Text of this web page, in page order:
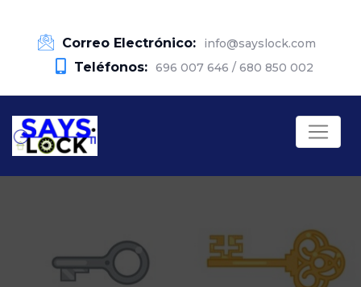
Correo Electrónico: info@sayslock.com
Teléfonos: 696 007 646 / 680 850 002